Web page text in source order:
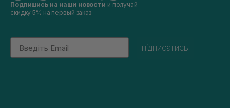
Подпишись на наши новости и получай
скидку 5% на первый заказ
Email
підписатись